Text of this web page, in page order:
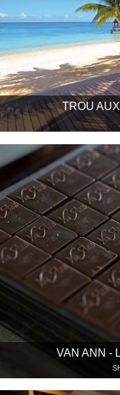
TROU
VAN ANN -